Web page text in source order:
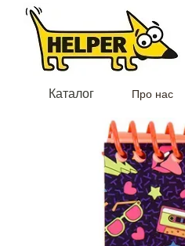
Перейти до основного контенту
Каталог Про нас